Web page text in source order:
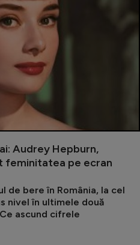
Audrey Hepburn,
feminitatea pe ecran
de bere în România, la cel
nivel în ultimele două
ascund cifrele